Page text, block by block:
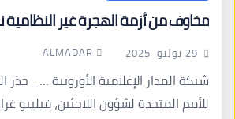
مخاوف من أزمة الهجرة غير النظامية
29 يوليو، 2025 ALMADAR
شبكة المدار الإعلامية الأوروبية …_
للأمم المتحدة لشؤون اللاجئين، فيليبو